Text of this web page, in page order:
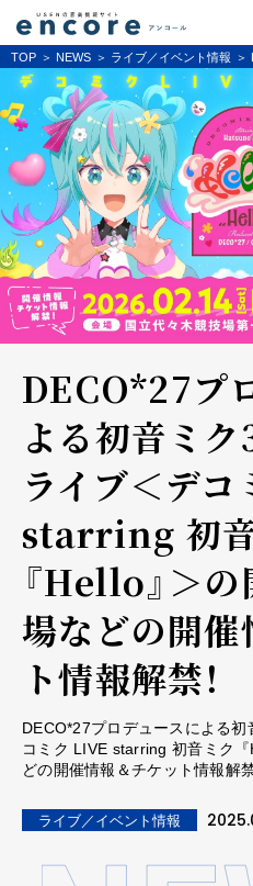
TOP NEWS ライブ／イベント情報
DECO*27プ
よる初音ミ
ライブ＜デ
starring 初
『Hello』＞
場などの開催
ト情報解禁！
DECO*27プロデュースによる
コミク LIVE starring 初音ミク
どの開催情報＆チケット情報解禁
ライブ／イベント情報